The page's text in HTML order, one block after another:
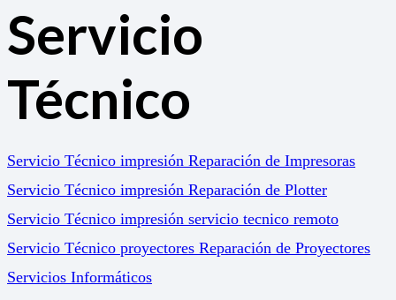
Servicio
Técnico
Servicio Técnico impresión Reparación de Impresoras
Servicio Técnico impresión Reparación de Plotter
Servicio Técnico impresión servicio tecnico remoto
Servicio Técnico proyectores Reparación de Proyectores
Servicios Informáticos